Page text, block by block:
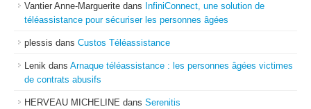
Vantier Anne-Marguerite dans InfiniConnect, une solution de
téléassistance pour sécuriser les personnes âgées
plessis dans Custos Téléassistance
Lenik dans Arnaque téléassistance : les personnes âgées victimes
de contrats abusifs
HERVEAU MICHELINE dans Serenitis